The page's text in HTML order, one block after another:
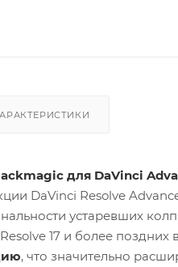
для DaVinci
DaVinci Resolve
устаревших
17 и более
, что значительно